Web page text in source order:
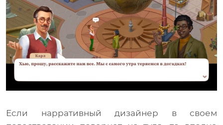
Если нарративный дизайнер в своем